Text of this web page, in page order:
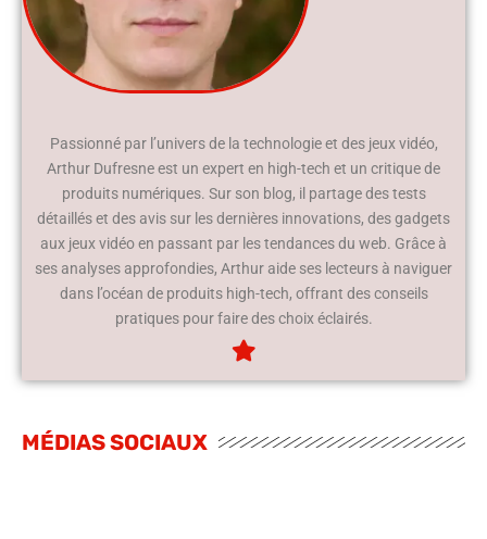
Passionné par l’univers de la technologie et des jeux vidéo,
Arthur Dufresne est un expert en high-tech et un critique de
produits numériques. Sur son blog, il partage des tests
détaillés et des avis sur les dernières innovations, des gadgets
aux jeux vidéo en passant par les tendances du web. Grâce à
ses analyses approfondies, Arthur aide ses lecteurs à naviguer
dans l’océan de produits high-tech, offrant des conseils
pratiques pour faire des choix éclairés.
MÉDIAS SOCIAUX